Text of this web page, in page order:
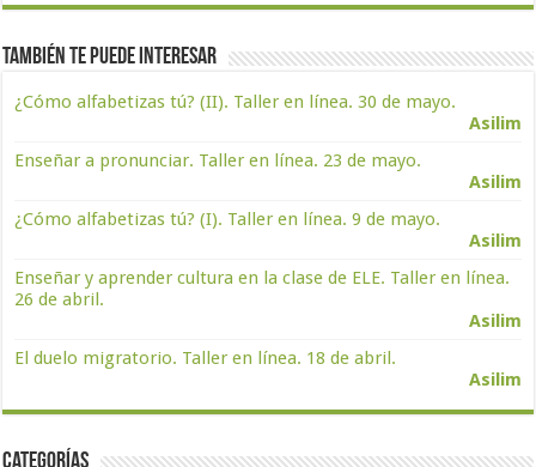
También te puede interesar
¿Cómo alfabetizas tú? (II). Taller en línea. 30 de mayo.
Asilim
Enseñar a pronunciar. Taller en línea. 23 de mayo.
Asilim
¿Cómo alfabetizas tú? (I). Taller en línea. 9 de mayo.
Asilim
Enseñar y aprender cultura en la clase de ELE. Taller en línea.
26 de abril.
Asilim
El duelo migratorio. Taller en línea. 18 de abril.
Asilim